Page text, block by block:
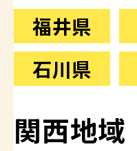
福井県
石川県
関西地域